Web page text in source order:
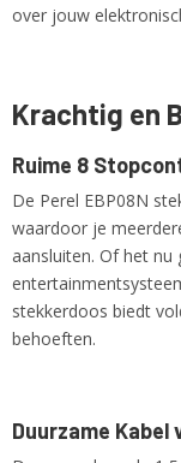
over jouw
Krachtig en
Ruime 8
De Perel EBP08N
waardoor je
aansluiten. Of het
stekkerdoos biedt
behoeften.
Duurzame Kabel